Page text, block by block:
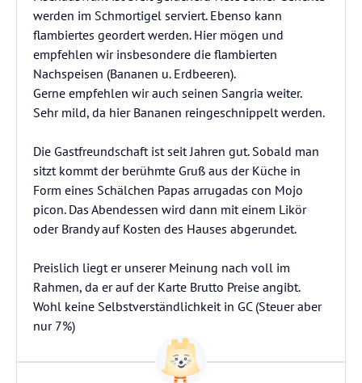
werden im Schmortigel serviert. Ebenso kann
flambiertes geordert werden. Hier mögen und
empfehlen wir insbesondere die flambierten
Nachspeisen (Bananen u. Erdbeeren).
Gerne empfehlen wir auch seinen Sangria weiter.
Sehr mild, da hier Bananen reingeschnippelt werden.
Die Gastfreundschaft ist seit Jahren gut. Sobald man
sitzt kommt der berühmte Gruß aus der Küche in
Form eines Schälchen Papas arrugadas con Mojo
picon. Das Abendessen wird dann mit einem Likör
oder Brandy auf Kosten des Hauses abgerundet.
Preislich liegt er unserer Meinung nach voll im
Rahmen, da er auf der Karte Brutto Preise angibt.
Wohl keine Selbstverständlichkeit in GC (Steuer aber
nur 7%)